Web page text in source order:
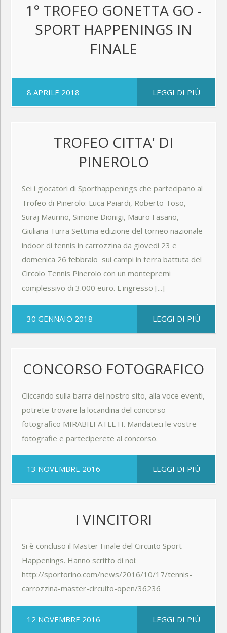
1° TROFEO GONETTA GO -
SPORT HAPPENINGS IN
FINALE
8 APRILE 2018 LEGGI DI PIÙ
TROFEO CITTA' DI
PINEROLO
Sei i giocatori di Sporthappenings che partecipano al
Trofeo di Pinerolo: Luca Paiardi, Roberto Toso,
Suraj Maurino, Simone Dionigi, Mauro Fasano,
Giuliana Turra Settima edizione del torneo nazionale
indoor di tennis in carrozzina da giovedì 23 e
domenica 26 febbraio sui campi in terra battuta del
Circolo Tennis Pinerolo con un montepremi
complessivo di 3.000 euro. L'ingresso [...]
30 GENNAIO 2018 LEGGI DI PIÙ
CONCORSO FOTOGRAFICO
Cliccando sulla barra del nostro sito, alla voce eventi,
potrete trovare la locandina del concorso
fotografico MIRABILI ATLETI. Mandateci le vostre
fotografie e parteciperete al concorso.
13 NOVEMBRE 2016 LEGGI DI PIÙ
I VINCITORI
Si è concluso il Master Finale del Circuito Sport
Happenings. Hanno scritto di noi:
http://sportorino.com/news/2016/10/17/tennis-
carrozzina-master-circuito-open/36236
12 NOVEMBRE 2016 LEGGI DI PIÙ